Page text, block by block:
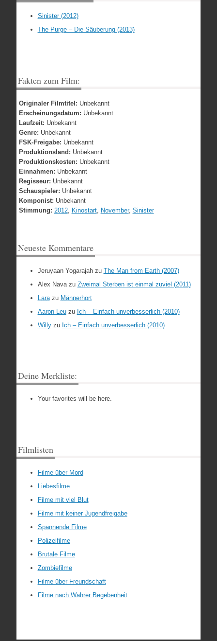
Sinister (2012)
The Purge – Die Säuberung (2013)
Fakten zum Film:
Originaler Filmtitel: Unbekannt
Erscheinungsdatum: Unbekannt
Laufzeit: Unbekannt
Genre: Unbekannt
FSK-Freigabe: Unbekannt
Produktionsland: Unbekannt
Produktionskosten: Unbekannt
Einnahmen: Unbekannt
Regisseur: Unbekannt
Schauspieler: Unbekannt
Komponist: Unbekannt
Stimmung: 2012, Kinostart, November, Sinister
Neueste Kommentare
Jeruyaan Yogarajahzu The Man from Earth (2007)
Alex Navazu Zweimal Sterben ist einmal zuviel (2011)
Larazu Männerhort
Aaron Leuzu Ich – Einfach unverbesserlich (2010)
Willyzu Ich – Einfach unverbesserlich (2010)
Deine Merkliste:
Your favorites will be here.
Filmlisten
Filme über Mord
Liebesfilme
Filme mit viel Blut
Filme mit keiner Jugendfreigabe
Spannende Filme
Polizeifilme
Brutale Filme
Zombiefilme
Filme über Freundschaft
Filme nach Wahrer Begebenheit